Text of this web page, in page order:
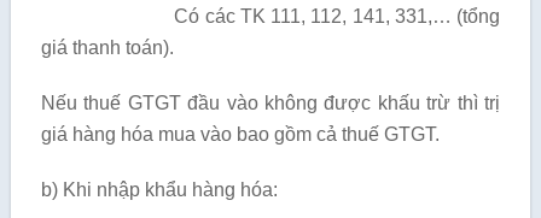
Có các TK 111, 112, 141, 331,… (tổng
giá thanh toán).
Nếu thuế GTGT đầu vào không được khấu trừ thì trị
giá hàng hóa mua vào bao gồm cả thuế GTGT.
b) Khi nhập khẩu hàng hóa: